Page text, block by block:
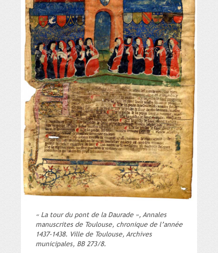
« La tour du pont de la Daurade », Annales
manuscrites de Toulouse, chronique de l’année
1437-1438. Ville de Toulouse, Archives
municipales, BB 273/8.